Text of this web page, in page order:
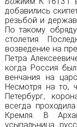
добавились
резьбой и
По такому
столетия.
возведение на
Петра
когда Россия
венчания на
Несмотря на то,
Петербург,
всегда
Кремля. В
усыпальница